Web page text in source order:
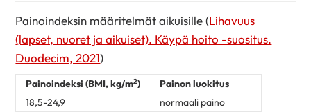
Painoindeksin määritelmät aikuisille (Lihavuus
(lapset, nuoret ja aikuiset). Käypä hoito -suositus.
Duodecim, 2021)
Painoindeksi (BMI, kg/m2)
Painon luokitus
18,5-24,9
normaali paino